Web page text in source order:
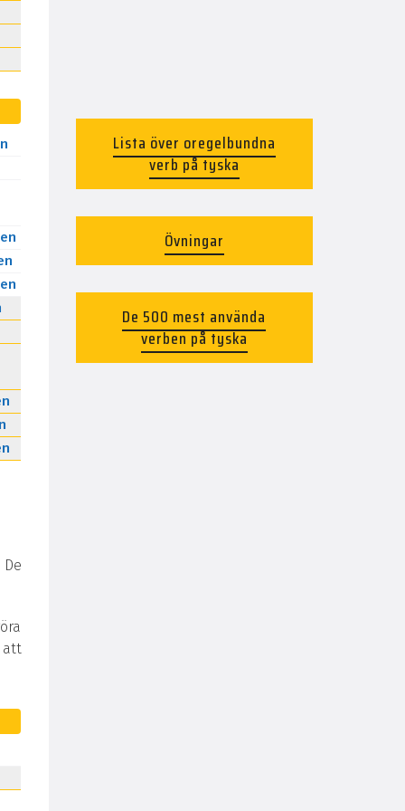
att
Lista över oregelbundna
verb på tyska
Övningar
De 500 mest använda
verben på tyska